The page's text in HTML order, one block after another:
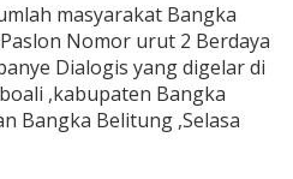
masyarakat Bangka
Nomor urut 2 Berdaya
Dialogis yang digelar di
,kabupaten Bangka
Bangka Belitung ,Selasa